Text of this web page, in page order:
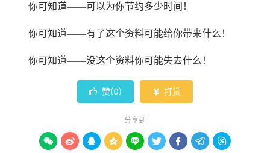
你可知道——可以为你节约多少时间！
你可知道——有了这个资料可能给你带来什么！
你可知道——没这个资料你可能失去什么 ！
 赞(0)  打赏
分享到
        